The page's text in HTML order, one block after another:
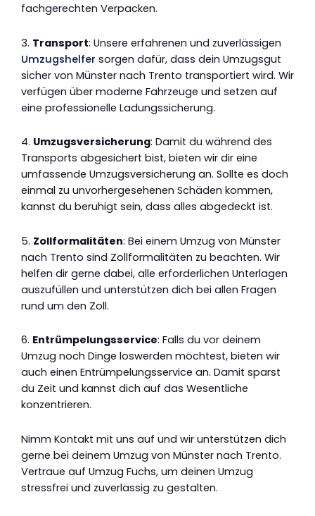
fachgerechten Verpacken.
3. Transport: Unsere erfahrenen und zuverlässigen
Umzugshelfer sorgen dafür, dass dein Umzugsgut
sicher von Münster nach Trento transportiert wird. Wir
verfügen über moderne Fahrzeuge und setzen auf
eine professionelle Ladungssicherung.
4. Umzugsversicherung: Damit du während des
Transports abgesichert bist, bieten wir dir eine
umfassende Umzugsversicherung an. Sollte es doch
einmal zu unvorhergesehenen Schäden kommen,
kannst du beruhigt sein, dass alles abgedeckt ist.
5. Zollformalitäten: Bei einem Umzug von Münster
nach Trento sind Zollformalitäten zu beachten. Wir
helfen dir gerne dabei, alle erforderlichen Unterlagen
auszufüllen und unterstützen dich bei allen Fragen
rund um den Zoll.
6. Entrümpelungsservice: Falls du vor deinem
Umzug noch Dinge loswerden möchtest, bieten wir
auch einen Entrümpelungsservice an. Damit sparst
du Zeit und kannst dich auf das Wesentliche
konzentrieren.
Nimm Kontakt mit uns auf und wir unterstützen dich
gerne bei deinem Umzug von Münster nach Trento.
Vertraue auf Umzug Fuchs, um deinen Umzug
stressfrei und zuverlässig zu gestalten.